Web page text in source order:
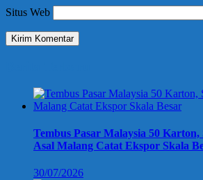
Situs Web
Tembus Pasar Malaysia 50
Asal Malang Catat Ekspor Skala
30/07/2026